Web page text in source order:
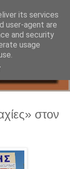
στον
its services
user-agent are
and security
usage